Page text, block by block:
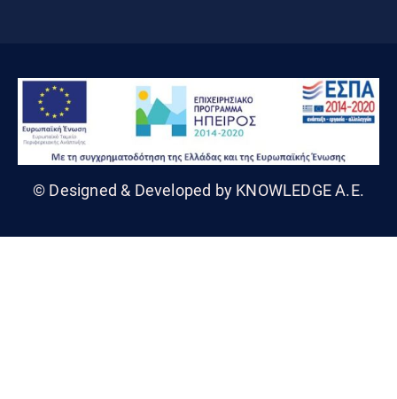
© Designed & Developed by KNOWLEDGE A.E.